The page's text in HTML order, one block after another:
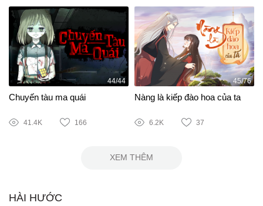
44/44
Chuyến tàu ma quái
41.4K 166
45/76
Nàng là kiếp đào hoa của ta
6.2K 37
XEM THÊM
HÀI HƯỚC